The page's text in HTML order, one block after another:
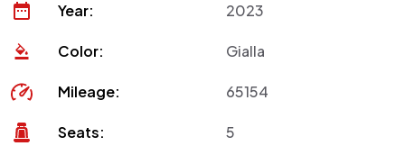
Year: 2023
Color: Gialla
Mileage: 65154
Seats: 5